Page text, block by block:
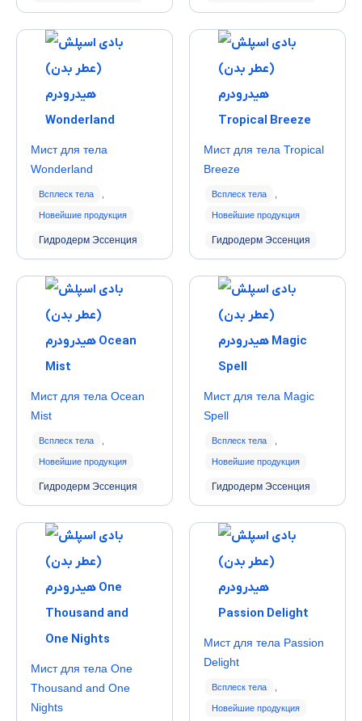
Мист для тела
Wonderland
Всплеск тела
Новейшие продукция
Гидродерм Эссенция
Мист для тела Tropical
Breeze
Всплеск тела
Новейшие продукция
Гидродерм Эссенция
Мист для тела Ocean
Mist
Всплеск тела
Новейшие продукция
Гидродерм Эссенция
Мист для тела Magic
Spell
Всплеск тела
Новейшие продукция
Гидродерм Эссенция
Мист для тела One
Thousand and One
Nights
Мист для тела Passion
Delight
Всплеск тела
Новейшие продукция